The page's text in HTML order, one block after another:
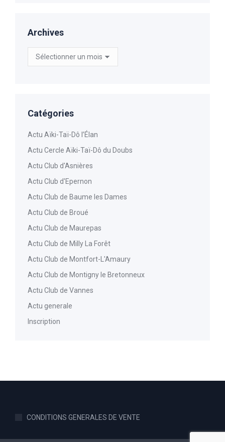
Archives
Archives
Catégories
Actu Aïki-Taï-Dô l’Élan
Actu Cercle Aïki-Taï-Dô du Doubs
Actu Club d'Asnières
Actu Club d'Epernon
Actu Club de Baume les Dames
Actu Club de Broué
Actu Club de Maurepas
Actu Club de Milly La Forêt
Actu Club de Montfort-L'Amaury
Actu Club de Montigny le Bretonneux
Actu Club de Vannes
Actu generale
Inscription
CONDITIONS GENERALES DE VENTE